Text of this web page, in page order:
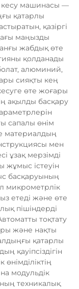
кесу машинасы —
қатарлы
қазіргі
маңызды
жабдық өте
қолданады
алюминий,
сияқты кең
өте жоғары
ақылды басқару
сапалы өнім
материалдың
мен
ұзақ мерзімді
жұмыс істеуін
басқаруының
микрометрлік
етеді және өте
пішіндерді
тоқтату
және нақты
қатарлы
қауіпсіздігін
өнімділіктің
модульдік
техникалық